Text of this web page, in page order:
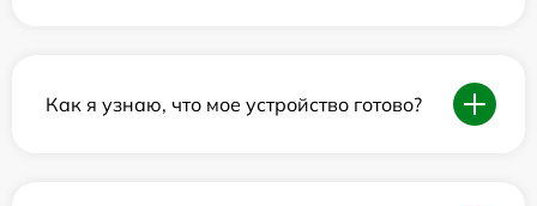
Как я узнаю, что мое устройство готово?